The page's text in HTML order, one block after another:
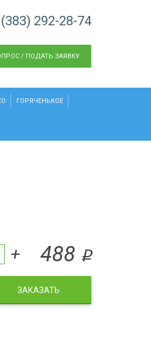
292-28-74
/ ПОДАТЬ ЗАЯВКУ
ГОРЯЧЕНЬКОЕ
+ 488 q
ЗАКАЗАТЬ